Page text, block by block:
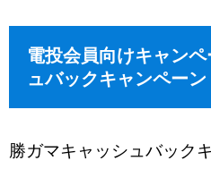
電投会員向けキャン
ュバックキャンペーン
勝ガマキャッシュバック